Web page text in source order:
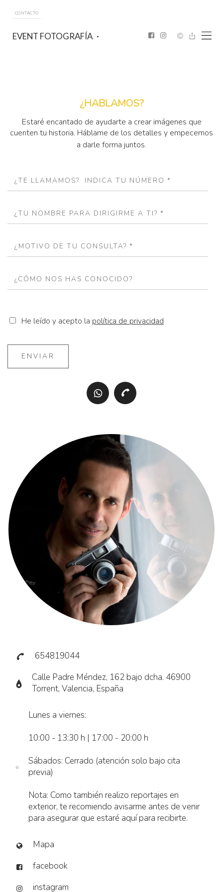
CONTACTO
EVENT FOTOGRAFÍA
¿HABLAMOS?
Estaré encantado de ayudarte a crear imágenes que
cuenten tu historia. Háblame de los detalles y empecemos
a darle forma juntos.
He leído y acepto la política de privacidad
ENVIAR
654819044
Calle Padre Méndez, 162 bajo dcha. 46900
Torrent, Valencia, España
Lunes a viernes:
10:00 - 13:30 h | 17:00 - 20:00 h
Sábados: Cerrado (atención solo bajo cita
previa)
Nota: Como también realizo reportajes en
exterior, te recomiendo avisarme antes de venir
para asegurar que estaré aquí para recibirte.
Mapa
facebook
instagram